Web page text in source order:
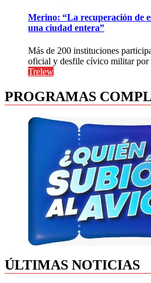
Merino: “La recuperación de
una ciudad entera”
Más de 200 instituciones
oficial y desfile cívico militar por
Trelew
PROGRAMAS
ÚLTIMAS NOTICIAS